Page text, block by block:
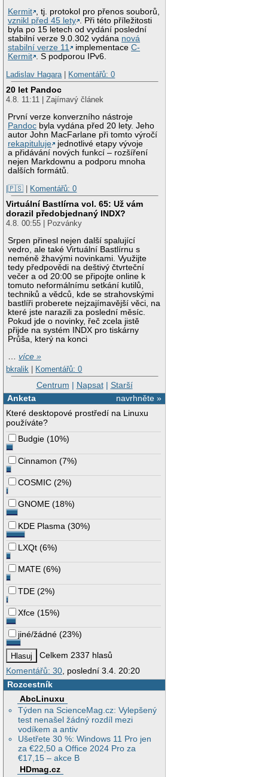
Kermit
, tj. protokol pro přenos souborů,
vznikl před 45 lety
. Při této příležitosti
byla po 15 letech od vydání poslední
stabilní verze 9.0.302 vydána nová
stabilní verze 11
implementaceC-
Kermit
. S podporou IPv6.
Ladislav Hagara | Komentářů: 0
20 let Pandoc
4.8. 11:11 | Zajímavý článek
První verze konverzního nástroje
Pandoc byla vydána před 20 lety. Jeho
autor John MacFarlane při tomto výročí
rekapituluje
jednotlivé etapy vývoje
a přidávání nových funkcí – rozšíření
nejen Markdownu a podporu mnoha
dalších formátů.
|🇵🇸 | Komentářů: 0
Virtuální Bastlírna vol. 65: Už vám
dorazil předobjednaný INDX?
4.8. 00:55 | Pozvánky
Srpen přinesl nejen další spalující
vedro, ale také Virtuální Bastlírnu s
neméně žhavými novinkami. Využijte
tedy předpovědi na deštivý čtvrteční
večer a od 20:00 se připojte online k
tomuto neformálnímu setkání kutilů,
techniků a vědců, kde se strahovskými
bastlíři proberete nejzajímavější věci, na
které jste narazili za poslední měsíc.
Pokud jde o novinky, řeč zcela jistě
přijde na systém INDX pro tiskárny
Průša, který na konci
…více »
bkralik
Komentářů: 0
Centrum | Napsat| Starší
navrhněte »
Anketa
Které desktopové prostředí na Linuxu
používáte?
Budgie (10%)
Cinnamon (7%)
COSMIC (2%)
GNOME (18%)
KDE Plasma (30%)
LXQt (6%)
MATE (6%)
TDE (2%)
Xfce (15%)
jiné/žádné (23%)
Celkem 2337 hlasů
Komentářů: 30 , poslední 3.4. 20:20
Rozcestník
AbcLinuxu
Týden na ScienceMag.cz: Vylepšený
test nenašel žádný rozdíl mezi
vodíkem a antiv
Ušetřete 30 %: Windows 11 Pro jen
za €22,50 a Office 2024 Pro za
€17,15 – akce B
HDmag.cz